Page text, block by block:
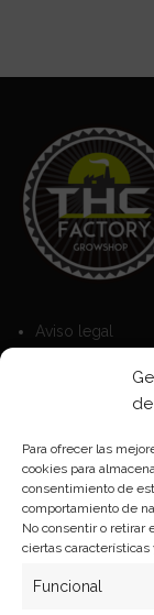
Para ofrecer las
cookies para
consentimiento de
comportamiento de
No consentir o retirar
ciertas
Funcional
Aviso legal
Política de
Formas de pago
Plazos y
Politica de